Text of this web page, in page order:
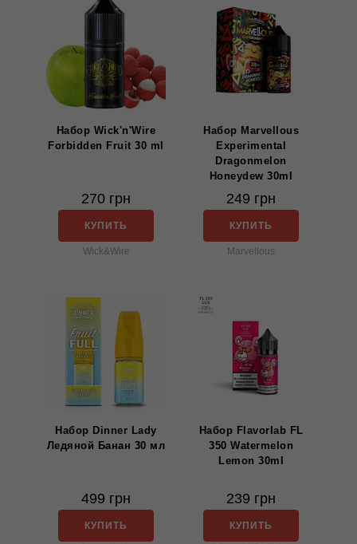
Набор Wick'n'Wire
Forbidden Fruit 30 ml
270 грн
КУПИТЬ
Wick&Wire
Набор Marvellous
Experimental
Dragonmelon
Honeydew 30ml
249 грн
КУПИТЬ
Marvellous
Набор Dinner Lady
Ледяной Банан 30 мл
499 грн
КУПИТЬ
Набор Flavorlab FL
350 Watermelon
Lemon 30ml
239 грн
КУПИТЬ